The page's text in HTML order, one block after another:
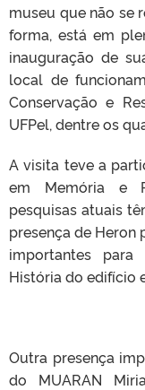
museu que não se
forma, está em
inauguração de
local de
Conservação e
UFPel, dentre os
A visita teve a
em Memória e
pesquisas atuais
presença de
importantes
História do edifício
Outra presença
do MUARAN